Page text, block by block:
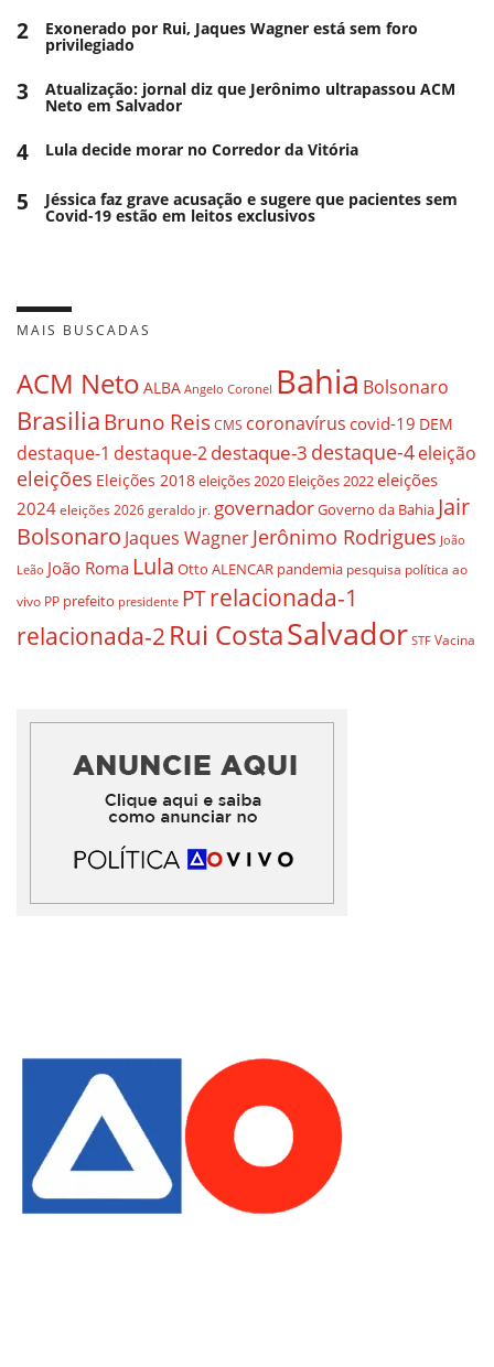
2 Exonerado por Rui, Jaques Wagner está sem foro
privilegiado
3 Atualização: jornal diz que Jerônimo ultrapassou ACM
Neto em Salvador
4 Lula decide morar no Corredor da Vitória
5 Jéssica faz grave acusação e sugere que pacientes sem
Covid-19 estão em leitos exclusivos
MAIS BUSCADAS
ACM Neto ALBA Angelo Coronel Bahia Bolsonaro
BrasiliaBruno ReisCMS coronavírus covid-19 DEM
destaque-1 destaque-2destaque-3 destaque-4eleição
eleições Eleições 2018eleições 2020 Eleições 2022eleições
2024 eleições 2026 geraldo jr. governadorGoverno da Bahia Jair
Bolsonaro Jaques WagnerJerônimo Rodrigues João
Leão João Roma Lula Otto ALENCAR pandemia pesquisa política ao
vivo PP prefeito presidente PTrelacionada-1
relacionada-2 Rui CostaSalvador STF Vacina